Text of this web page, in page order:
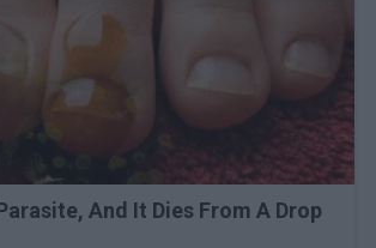
And It Dies From A Drop